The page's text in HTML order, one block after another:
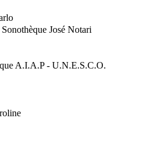
José Notari
A.I.A.P - U.N.E.S.C.O.